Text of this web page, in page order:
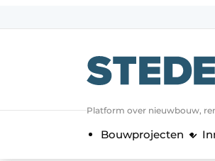
Algemene
authlogoff
Bedrijven
Platform over nieuwbouw,
Bouwprojecten